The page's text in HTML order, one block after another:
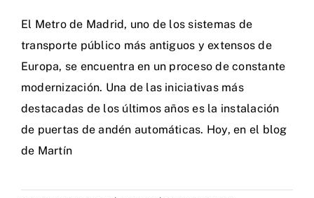
El Metro de Madrid, uno de los sistemas de
transporte público más antiguos y extensos de
Europa, se encuentra en un proceso de constante
modernización. Una de las iniciativas más
destacadas de los últimos años es la instalación
de puertas de andén automáticas. Hoy, en el blog
de Martín